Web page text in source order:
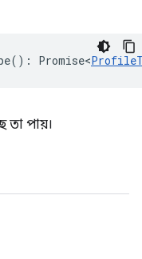
() : Promise<
তা পায়।